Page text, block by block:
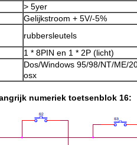
> 5yer
Gelijkstroom + 5V/-5%
rubbersleutels
1 * 8PIN en 1 * 2P (licht)
Dos/Windows 95/98/NT/ME/
osx
numeriek toetsenblok 16: